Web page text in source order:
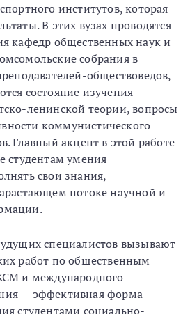
институтов, которая
В этих вузах проводятся
кафедр общественных наук и
собрания в
обществоведов,
состояние изучения
ленинской теории, вопросы
коммунистического
Главный акцент в этой работе
студентам умения
свои знания,
потоке научной и
специалистов вызывают
работ по общественным
и международного
— эффективная форма
студентами социально-